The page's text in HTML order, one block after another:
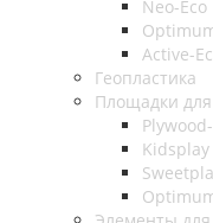
Neo-Eco
Active-
Геопластика
Площадки для
Kidsplay